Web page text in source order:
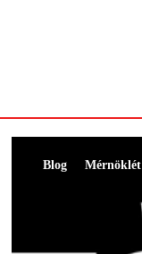
Blog Mérnöklét